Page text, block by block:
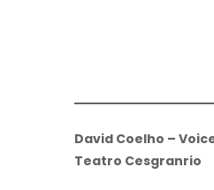
David Coelho –
Teatro Cesgranrio